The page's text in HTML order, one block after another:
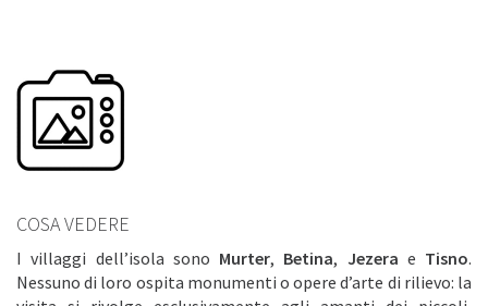
COSA VEDERE
I villaggi dell’isola sono Murter, Betina, Jezera e Tisno.
Nessuno di loro ospita monumenti o opere d’arte di rilievo: la